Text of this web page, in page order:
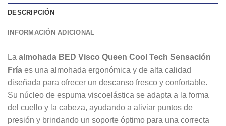
DESCRIPCIÓN
INFORMACIÓN ADICIONAL
La almohada BED Visco Queen Cool Tech Sensación
Fría es una almohada ergonómica y de alta calidad
diseñada para ofrecer un descanso fresco y confortable.
Su núcleo de espuma viscoelástica se adapta a la forma
del cuello y la cabeza, ayudando a aliviar puntos de
presión y brindando un soporte óptimo para una correcta